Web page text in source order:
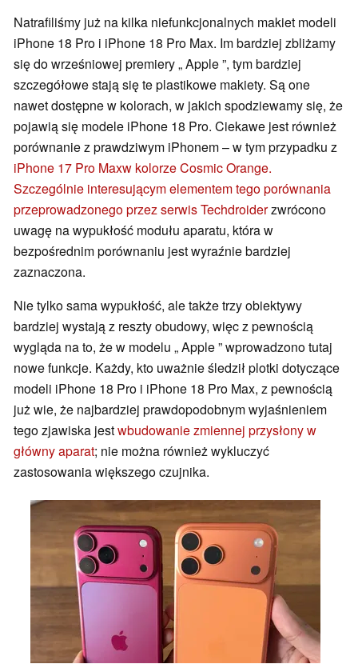
Natrafiliśmy już na kilka niefunkcjonalnych makiet modeli
iPhone 18 Pro i iPhone 18 Pro Max. Im bardziej zbliżamy
się do wrześniowej premiery „ Apple ”, tym bardziej
szczegółowe stają się te plastikowe makiety. Są one
nawet dostępne w kolorach, w jakich spodziewamy się, że
pojawią się modele iPhone 18 Pro. Ciekawe jest również
porównanie z prawdziwym iPhonem – w tym przypadku z
iPhone 17 Pro Maxw kolorze Cosmic Orange.
Szczególnie interesującym elementem tego porównania
przeprowadzonego przez serwis Techdroiderzwrócono
uwagę na wypukłość modułu aparatu, która w
bezpośrednim porównaniu jest wyraźnie bardziej
zaznaczona.
Nie tylko sama wypukłość, ale także trzy obiektywy
bardziej wystają z reszty obudowy, więc z pewnością
wygląda na to, że w modelu „ Apple ” wprowadzono tutaj
nowe funkcje. Każdy, kto uważnie śledził plotki dotyczące
modeli iPhone 18 Pro i iPhone 18 Pro Max, z pewnością
już wie, że najbardziej prawdopodobnym wyjaśnieniem
tego zjawiska jestwbudowanie zmiennej przysłony w
główny aparat; nie można również wykluczyć
zastosowania większego czujnika.